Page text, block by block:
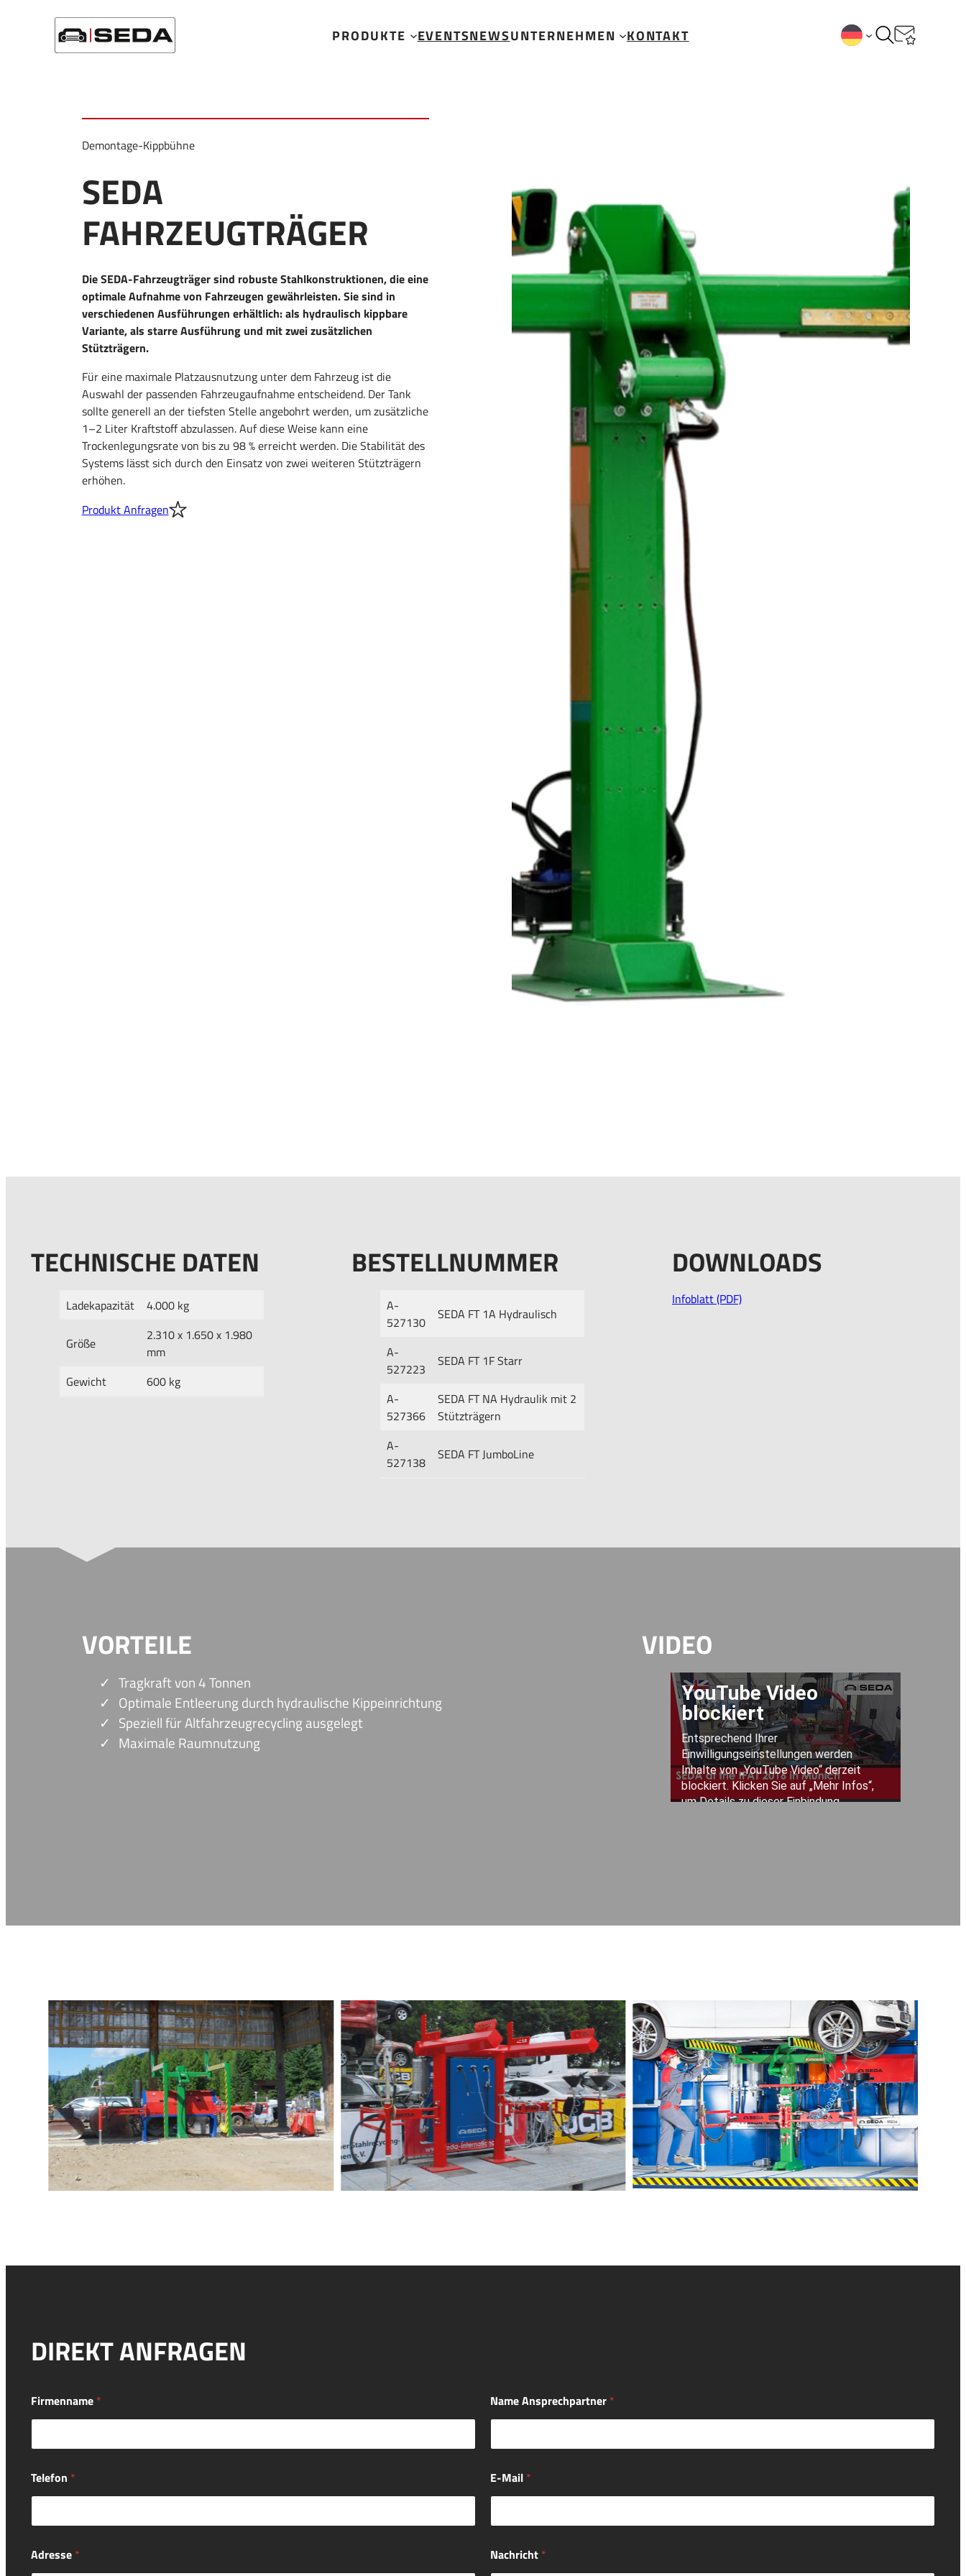
PRODUKTE EVENTSNEWSUNTERNEHMEN KONTAKT
Startseite/Produkte/Trockenlegung
Demontage-Kippbühne
SEDA
FAHRZEUGTRÄGER
Die SEDA-Fahrzeugträger sind robuste Stahlkonstruktionen, die eine
optimale Aufnahme von Fahrzeugen gewährleisten. Sie sind in
verschiedenen Ausführungen erhältlich: als hydraulisch kippbare
Variante, als starre Ausführung und mit zwei zusätzlichen
Stützträgern.
Für eine maximale Platzausnutzung unter dem Fahrzeug ist die
Auswahl der passenden Fahrzeugaufnahme entscheidend. Der Tank
sollte generell an der tiefsten Stelle angebohrt werden, um zusätzliche
1–2 Liter Kraftstoff abzulassen. Auf diese Weise kann eine
Trockenlegungsrate von bis zu 98 % erreicht werden. Die Stabilität des
Systems lässt sich durch den Einsatz von zwei weiteren Stützträgern
erhöhen.
Produkt Anfragen
TECHNISCHE DATEN
Ladekapazität 4.000 kg
Größe
2.310 x 1.650 x 1.980
mm
Gewicht
600 kg
BESTELLNUMMER
A-
527130
SEDA FT 1A Hydraulisch
A-
527223
SEDA FT 1F Starr
A-
527366
SEDA FT NA Hydraulik mit 2
Stützträgern
A-
527138
SEDA FT JumboLine
DOWNLOADS
Infoblatt (PDF)
VORTEILE
Tragkraft von 4 Tonnen
Optimale Entleerung durch hydraulische Kippeinrichtung
Speziell für Altfahrzeugrecycling ausgelegt
Maximale Raumnutzung
VIDEO
DIREKT ANFRAGEN
Firmenname *
Telefon *
Adresse *
Name Ansprechpartner *
E-Mail *
Nachricht *